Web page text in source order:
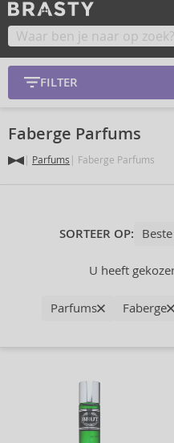
FILTER
Faberge Parfums
Parfums Faberge Parfums
SORTEER OP:
U heeft
Parfums Faberge